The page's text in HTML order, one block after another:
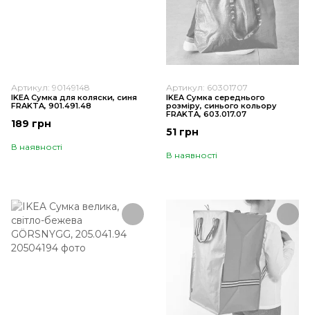
Артикул: 90149148
IKEA Сумка для коляски, синя
FRAKTA, 901.491.48
189 грн
В наявності
Артикул: 60301707
IKEA Сумка середнього
розміру, синього кольору
FRAKTA, 603.017.07
51 грн
В наявності